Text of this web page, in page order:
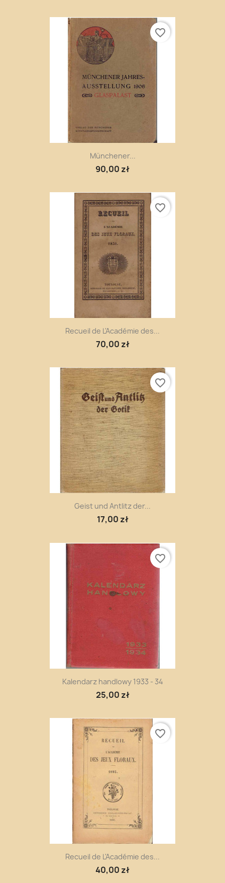
Münchener...
90,00 zł
favorite_border
Recueil de L'Académie des...
70,00 zł
favorite_border
Geist und Antlitz der...
17,00 zł
favorite_border
Kalendarz handlowy 1933 - 34
25,00 zł
favorite_border
Recueil de L'Académie des...
40,00 zł
favorite_border